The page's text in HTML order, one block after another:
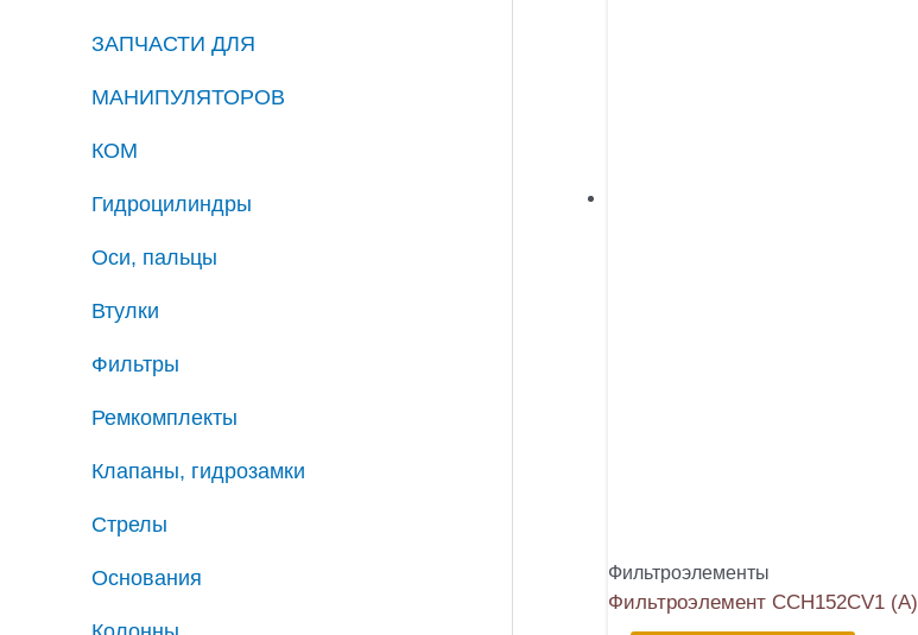
ЗАПЧАСТИ ДЛЯ
МАНИПУЛЯТОРОВ
КОМ
Гидроцилиндры
Оси, пальцы
Втулки
Фильтры
Ремкомплекты
Клапаны, гидрозамки
Стрелы
Основания Фильтроэлементы
Фильтроэлемент CCH152CV1 (A)